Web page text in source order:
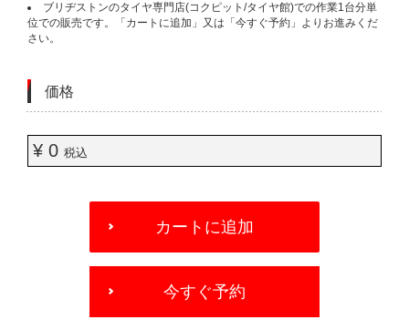
ブリヂストンのタイヤ専門店(コクピット/タイヤ館)での作業1台分単
位での販売です。「カートに追加」又は「今すぐ予約」よりお進みくだ
さい。​
価格
¥ 0 税込
OPTIONS
カートに追加
今すぐ予約